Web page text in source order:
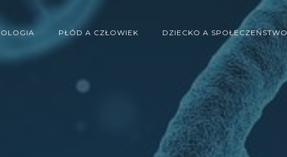
PŁÓD A CZŁOWIEK DZIECKO A SPOŁECZEŃSTWO